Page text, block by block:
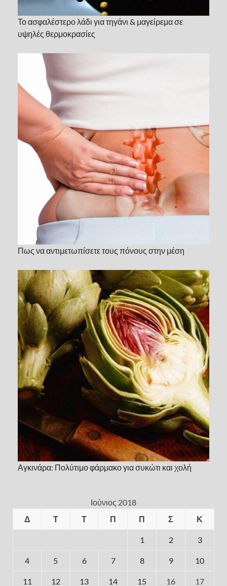
Το ασφαλέστερο λάδι για τηγάνι & μαγείρεμα σε
υψηλές θερμοκρασίες
Πως να αντιμετωπίσετε τους πόνους στην μέση
Αγκινάρα: Πολύτιμο φάρμακο για συκώτι και χολή
Ιούνιος 2018
Δ
Τ Τ Π Π Σ Κ
1 2 3
4 5 6 7 8 9 10
11 12 13 14 15 16 17